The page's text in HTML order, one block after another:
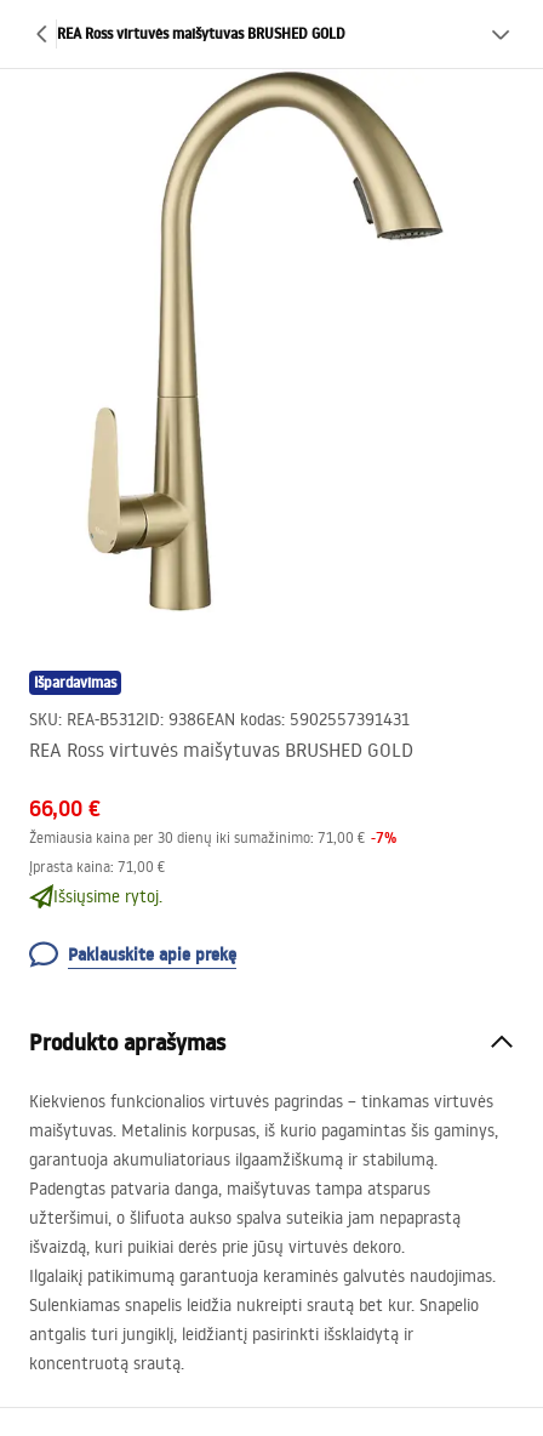
REA Ross virtuvės maišytuvas BRUSHED GOLD
Išpardavimas
SKU: REA-B5312ID: 9386EAN kodas: 5902557391431
REA Ross virtuvės maišytuvas BRUSHED GOLD
66,00 €
Žemiausia kaina per 30 dienų iki sumažinimo: 71,00 € -7%
Įprasta kaina: 71,00 €
Išsiųsime rytoj.
Paklauskite apie prekę
Produkto aprašymas
Kiekvienos funkcionalios virtuvės pagrindas – tinkamas virtuvės
maišytuvas. Metalinis korpusas, iš kurio pagamintas šis gaminys,
garantuoja akumuliatoriaus ilgaamžiškumą ir stabilumą.
Padengtas patvaria danga, maišytuvas tampa atsparus
užteršimui, o šlifuota aukso spalva suteikia jam nepaprastą
išvaizdą, kuri puikiai derės prie jūsų virtuvės dekoro.
Ilgalaikį patikimumą garantuoja keraminės galvutės naudojimas.
Sulenkiamas snapelis leidžia nukreipti srautą bet kur. Snapelio
antgalis turi jungiklį, leidžiantį pasirinkti išsklaidytą ir
koncentruotą srautą.